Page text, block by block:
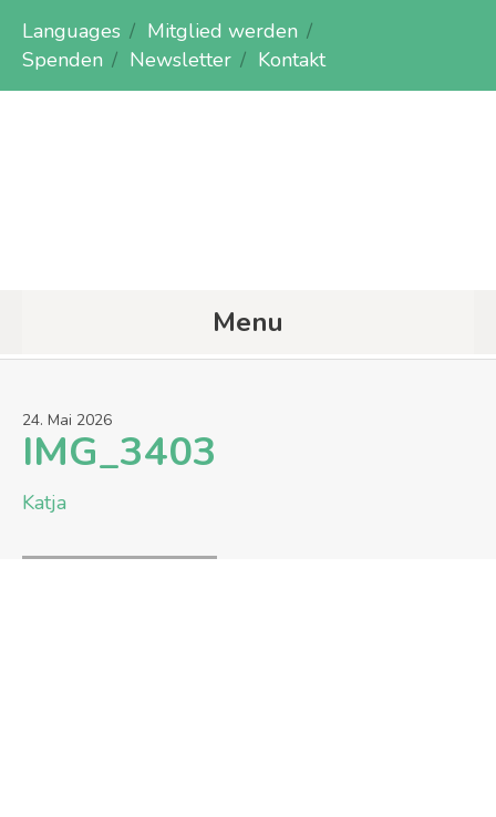
Languages
Mitglied werden
Spenden
Newsletter Kontakt
Menu
24. Mai 2026
IMG_3403
Katja